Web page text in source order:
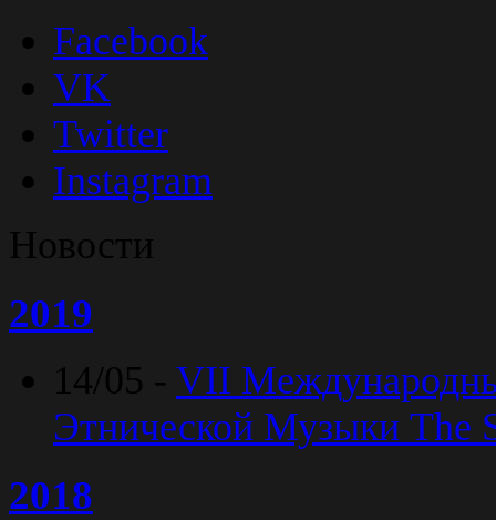
Facebook
VK
Twitter
Instagram
Новости
2019
14/05 - VII
Этнической Музыки The
2018